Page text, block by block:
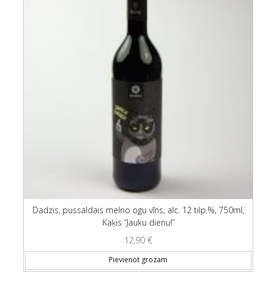
Dadzis, pussaldais melno ogu vīns, alc. 12 tilp.%, 750ml,
Kaķis “Jauku dienu!”
12,90 €
Pievienot grozam